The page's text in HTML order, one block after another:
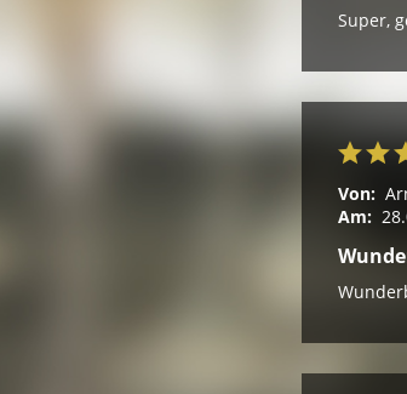
Super,
Von:
Am: